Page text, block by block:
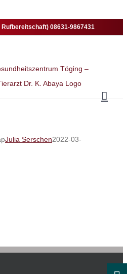
Rufbereitschaft) 08631-9867431
Julia Serschen2022-03-